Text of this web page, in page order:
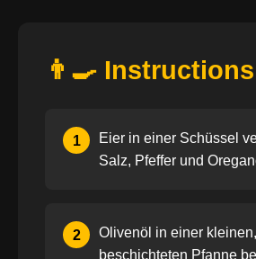
👨‍🍳 Instructions
1
Eier in einer Schüssel
Salz, Pfeffer und
2
Olivenöl in einer kleinen,
beschichteten Pfanne